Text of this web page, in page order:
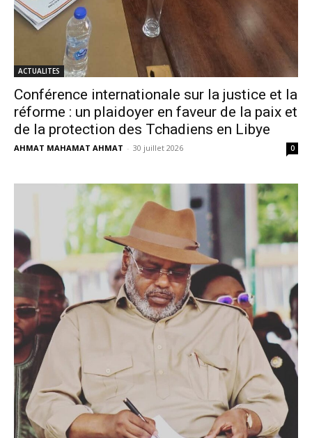
ACTUALITES
Conférence internationale sur la justice et la
réforme : un plaidoyer en faveur de la paix et
de la protection des Tchadiens en Libye
AHMAT MAHAMAT AHMAT - 30 juillet 2026 0